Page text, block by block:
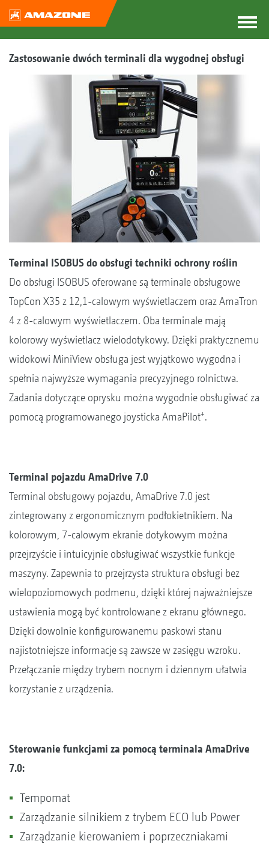
Zastosowanie dwóch terminali dla wygodnej obsługi
Terminal ISOBUS do obsługi techniki ochrony roślin
Do obsługi ISOBUS oferowane są terminale obsługowe
TopCon X35 z 12,1-calowym wyświetlaczem oraz AmaTron
4 z 8-calowym wyświetlaczem. Oba terminale mają
kolorowy wyświetlacz wielodotykowy. Dzięki praktycznemu
widokowi MiniView obsługa jest wyjątkowo wygodna i
spełnia najwyższe wymagania precyzyjnego rolnictwa.
Zadania dotyczące oprysku można wygodnie obsługiwać za
pomocą programowanego joysticka AmaPilot+.
Terminal pojazdu AmaDrive 7.0
Terminal obsługowy pojazdu, AmaDrive 7.0 jest
zintegrowany z ergonomicznym podłokietnikiem. Na
kolorowym, 7-calowym ekranie dotykowym można
przejrzyście i intuicyjnie obsługiwać wszystkie funkcje
maszyny. Zapewnia to przejrzysta struktura obsługi bez
wielopoziomowych podmenu, dzięki której najważniejsze
ustawienia mogą być kontrolowane z ekranu głównego.
Dzięki dowolnie konfigurowanemu paskowi stanu
najistotniejsze informacje są zawsze w zasięgu wzroku.
Przełączanie między trybem nocnym i dziennym ułatwia
korzystanie z urządzenia.
Sterowanie funkcjami za pomocą terminala AmaDrive
7.0:
Tempomat
Zarządzanie silnikiem z trybem ECO lub Power
Zarządzanie kierowaniem i poprzeczniakami